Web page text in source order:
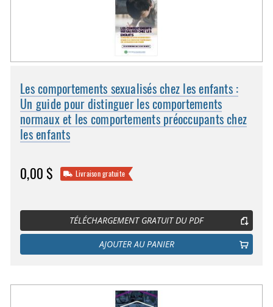
Les comportements sexualisés chez les enfants :
Un guide pour distinguer les comportements
normaux et les comportements préoccupants chez
les enfants
0,00 $ Livraison gratuite
TÉLÉCHARGEMENT GRATUIT DU PDF
AJOUTER AU PANIER